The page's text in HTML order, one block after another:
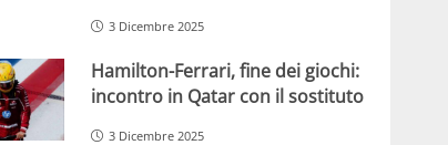
3 Dicembre 2025
Hamilton-Ferrari, fine dei giochi:
incontro in Qatar con il sostituto
3 Dicembre 2025